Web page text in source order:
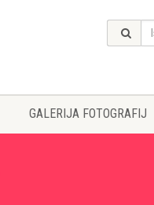
GALERIJA FOTOGRAFIJ